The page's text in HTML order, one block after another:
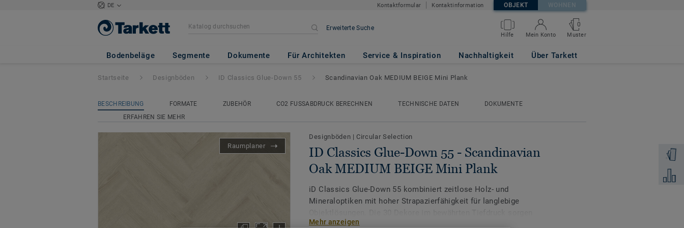
DE Kontaktformular Kontaktinformation OBJEKT WOHNEN
Erweiterte Suche
Hilfe Mein Konto
0
Muster
Bodenbeläge Segmente Dokumente Für Architekten Service & Inspiration Nachhaltigkeit Über Tarkett
ID Classics Glue-Down 55
- Scandinavian Oak MEDIUM BEIGE
Mini Plank
Zum
Startseite Designböden ID Classics Glue-Down 55 Scandinavian Oak MEDIUM BEIGE Mini Plank
BESCHREIBUNG FORMATE ZUBEHÖR CO2 FUSSABDRUCK BERECHNEN TECHNISCHE DATEN
DOKUMENTE
ERFAHREN SIE MEHR
Raumplaner
Designböden | Circular Selection
ID Classics Glue-Down 55 - Scandinavian
Oak MEDIUM BEIGE Mini Plank
iD Classics Glue-Down 55 kombiniert zeitlose Holz- und
Mineraloptiken mit hoher Strapazierfähigkeit für langlebige
für eine harmonische Flächenwirkung und sind für die dauerhafte
Mehr anzeigen